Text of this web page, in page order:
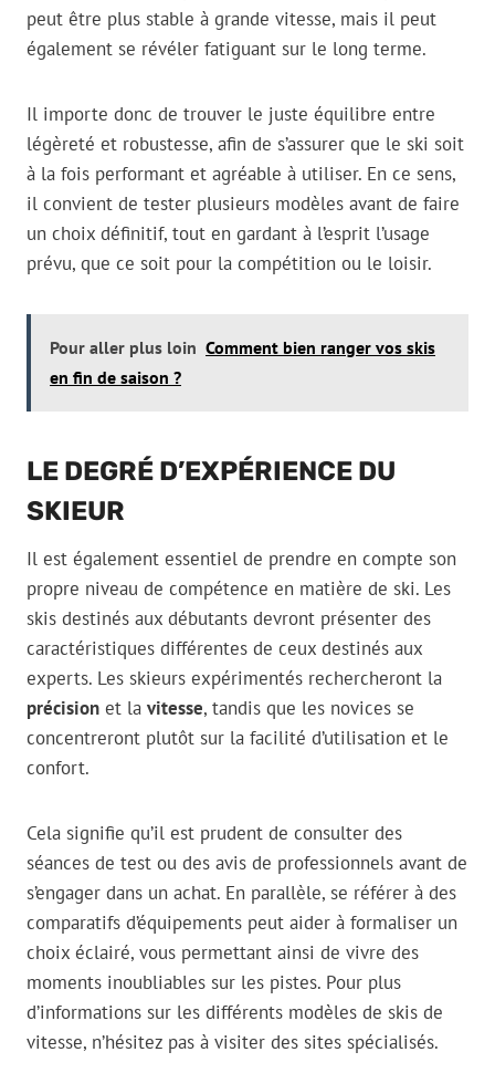
peut être plus stable à grande vitesse, mais il peut
également se révéler fatiguant sur le long terme.
Il importe donc de trouver le juste équilibre entre
légèreté et robustesse, afin de s’assurer que le ski soit
à la fois performant et agréable à utiliser. En ce sens,
il convient de tester plusieurs modèles avant de faire
un choix définitif, tout en gardant à l’esprit l’usage
prévu, que ce soit pour la compétition ou le loisir.
Pour aller plus loin Comment bien ranger vos skis
en fin de saison ?
LE DEGRÉ D’EXPÉRIENCE DU
SKIEUR
Il est également essentiel de prendre en compte son
propre niveau de compétence en matière de ski. Les
skis destinés aux débutants devront présenter des
caractéristiques différentes de ceux destinés aux
experts. Les skieurs expérimentés rechercheront la
précision et la vitesse, tandis que les novices se
concentreront plutôt sur la facilité d’utilisation et le
confort.
Cela signifie qu’il est prudent de consulter des
séances de test ou des avis de professionnels avant de
s’engager dans un achat. En parallèle, se référer à des
comparatifs d’équipements peut aider à formaliser un
choix éclairé, vous permettant ainsi de vivre des
moments inoubliables sur les pistes. Pour plus
d’informations sur les différents modèles de skis de
vitesse, n’hésitez pas à visiter des sites spécialisés.